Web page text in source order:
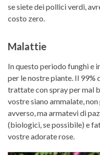
se siete dei pollici verdi,
costo zero.
Malattie
In questo periodo funghi e
per le nostre piante. Il 99%
trattate con spray per mal
vostre siano ammalate,
avverso, ma armatevi di
(biologici, se possibile) e
vostre adorate rose.